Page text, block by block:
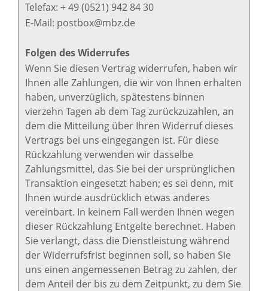
Telefax: + 49 (0521) 942 84 30
E-Mail: postbox@mbz.de
Folgen des Widerrufes
Wenn Sie diesen Vertrag widerrufen, haben wir
Ihnen alle Zahlungen, die wir von Ihnen erhalten
haben, unverzüglich, spätestens binnen
vierzehn Tagen ab dem Tag zurückzuzahlen, an
dem die Mitteilung über Ihren Widerruf dieses
Vertrags bei uns eingegangen ist. Für diese
Rückzahlung verwenden wir dasselbe
Zahlungsmittel, das Sie bei der ursprünglichen
Transaktion eingesetzt haben; es sei denn, mit
Ihnen wurde ausdrücklich etwas anderes
vereinbart. In keinem Fall werden Ihnen wegen
dieser Rückzahlung Entgelte berechnet. Haben
Sie verlangt, dass die Dienstleistung während
der Widerrufsfrist beginnen soll, so haben Sie
uns einen angemessenen Betrag zu zahlen, der
dem Anteil der bis zu dem Zeitpunkt, zu dem Sie